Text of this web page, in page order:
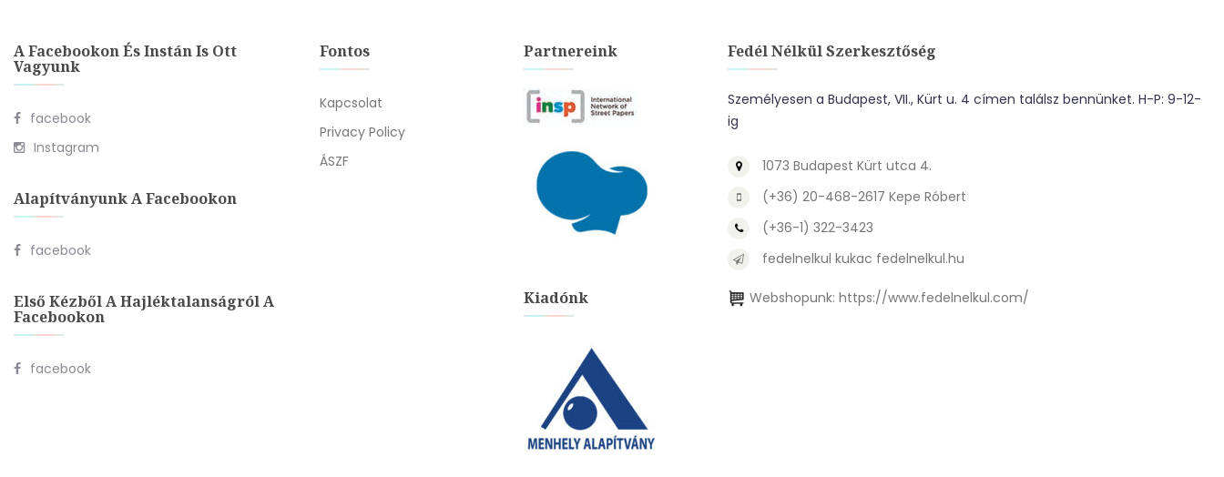
A Facebookon És Instán Is Ott
Vagyunk
facebook
Instagram
Alapítványunk A Facebookon
facebook
Első Kézből A Hajléktalanságról A
Facebookon
facebook
Fontos
Kapcsolat
Privacy Policy
ÁSZF
Partnereink
Kiadónk
Fedél Nélkül Szerkesztőség
Személyesen a Budapest, VII., Kürt u. 4 címen találsz bennünket. H-P: 9-12-
ig
1073 Budapest Kürt utca 4.
(+36) 20-468-2617 Kepe Róbert
(+36-1) 322-3423
fedelnelkul kukac fedelnelkul.hu
Webshopunk: https://www.fedelnelkul.com/